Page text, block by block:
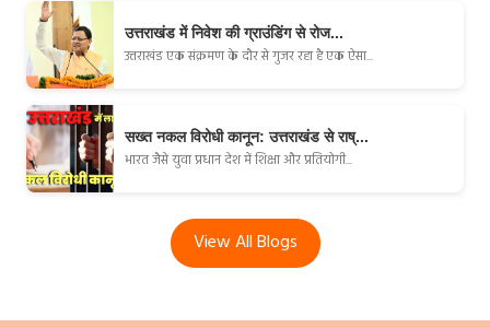
उत्तराखंड में निवेश की ग्राउंडिंग से रोज...
उत्तराखंड एक संक्रमण के दौर से गुजर रहा है एक ऐसा...
सख्त नकल विरोधी कानून: उत्तराखंड से राष्...
भारत जैसे युवा प्रधान देश में शिक्षा और प्रतियोगी...
View All Blogs